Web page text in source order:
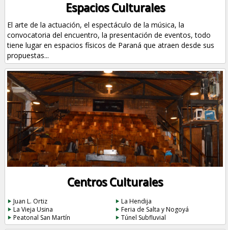
Espacios Culturales
El arte de la actuación, el espectáculo de la música, la
convocatoria del encuentro, la presentación de eventos, todo
tiene lugar en espacios físicos de Paraná que atraen desde sus
propuestas...
Centros Culturales
Juan L. Ortiz
La Hendija
La Vieja Usina
Feria de Salta y Nogoyá
Peatonal San Martín
Túnel Subfluvial